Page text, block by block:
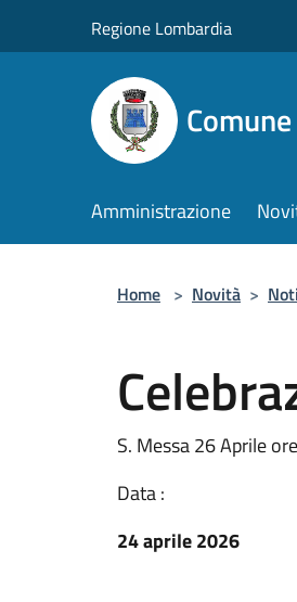
Regione Lombardia
Amministrazione
Home > Novità >
S. Messa 26 Aprile
Data :
24 aprile 2026